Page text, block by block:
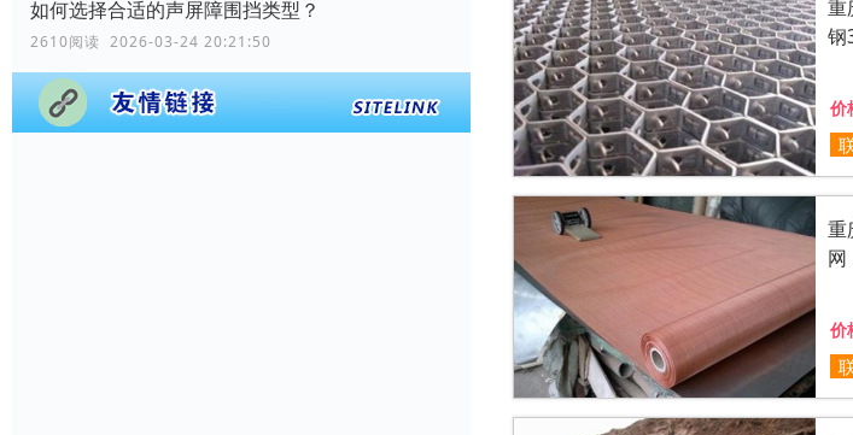
如何选择合适的声屏障围挡类型？
2610阅读 2026-03-24 20:21:50
重
钢
价
重
网
价